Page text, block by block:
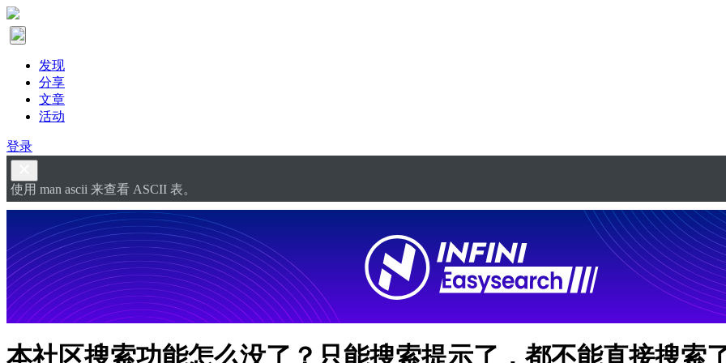
发现
分享
文章
活动
登录
使用 man ascii 来查看 ASCII 表。
本社区搜索功能怎么没了？只能搜索提示了，都不能直接搜索